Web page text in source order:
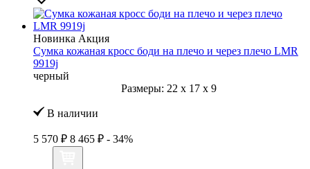
Новинка Акция
Сумка кожаная кросс боди на плечо и через плечо LMR
9919j
черный
Размеры: 22 x 17 x 9
В наличии
5 570 ₽ 8 465 ₽ - 34%